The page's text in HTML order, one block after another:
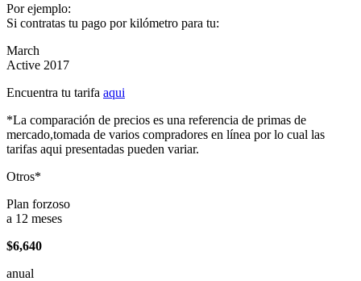
Por ejemplo:
Si contratas tu pago por kilómetro para tu:
March
Active 2017
Encuentra tu tarifa aqui
*La comparación de precios es una referencia de primas de
mercado,tomada de varios compradores en línea por lo cual las
tarifas aqui presentadas pueden variar.
Otros*
Plan forzoso
a 12 meses
$6,640
anual